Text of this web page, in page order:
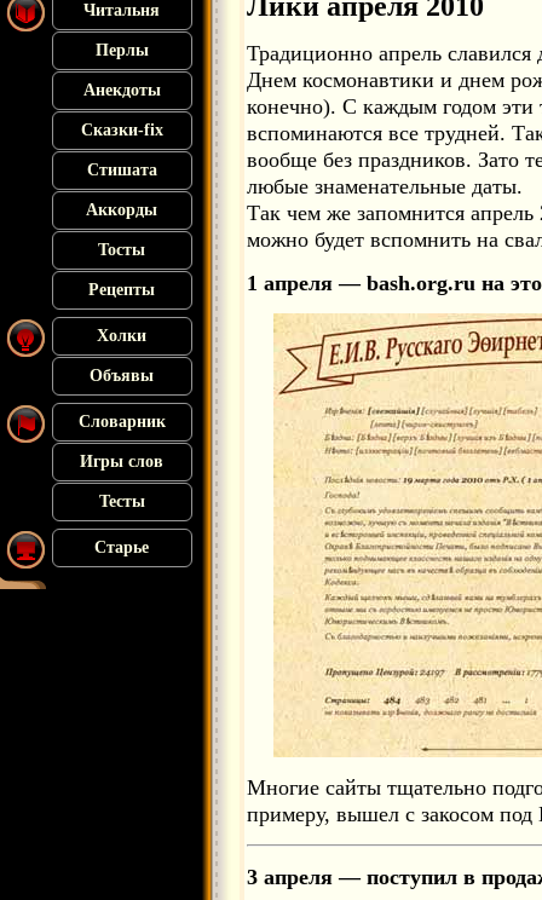
Читальня
Перлы
Анекдоты
Сказки-fix
Стишата
Аккорды
Тосты
Рецепты
Холки
Объявы
Словарник
Игры слов
Тесты
Старье
Традиционно апрель
Днем космонавтики и днем
конечно). С каждым годом эти
вспоминаются все трудней.
вообще без праздников. Зато
любые знаменательные даты.
Так чем же запомнится
можно будет вспомнить на
1 апреля — bash.org.ru на
Многие сайты тщательно
примеру, вышел с закосом под
3 апреля — поступил в